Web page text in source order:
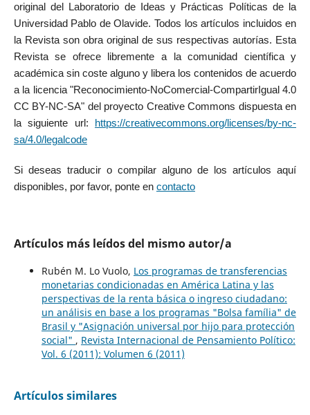
original del Laboratorio de Ideas y Prácticas Políticas de la
Universidad Pablo de Olavide. Todos los artículos incluidos en
la Revista son obra original de sus respectivas autorías. Esta
Revista se ofrece libremente a la comunidad científica y
académica sin coste alguno y libera los contenidos de acuerdo
a la licencia "Reconocimiento-NoComercial-CompartirIgual 4.0
CC BY-NC-SA" del proyecto Creative Commons dispuesta en
la siguiente url:
https://creativecommons.org/licenses/by-nc-
sa/4.0/legalcode
Si deseas traducir o compilar alguno de los artículos aquí
disponibles, por favor, ponte en contacto
Artículos más leídos del mismo autor/a
Rubén M. Lo Vuolo, Los programas de transferencias
monetarias condicionadas en América Latina y las
perspectivas de la renta básica o ingreso ciudadano:
un análisis en base a los programas "Bolsa família" de
Brasil y "Asignación universal por hijo para protección
social" , Revista Internacional de Pensamiento Político:
Vol. 6 (2011): Volumen 6 (2011)
Artículos similares